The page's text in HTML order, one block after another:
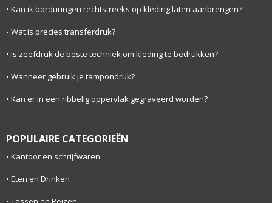
Kan ik borduringen rechtstreeks op kleding laten aanbrengen?
Wat is precies transferdruk?
Is zeefdruk de beste techniek om kleding te bedrukken?
Wanneer gebruik je tampondruk?
Kan er in een ribbelig oppervlak gegraveerd worden?
POPULAIRE CATEGORIEËN
Kantoor en schrijfwaren
Eten en Drinken